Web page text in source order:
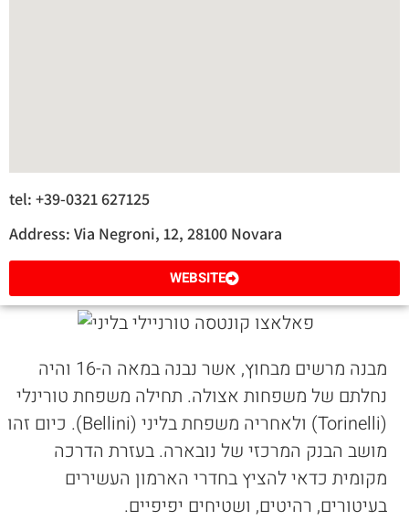
tel: +39-0321 627125
Address: Via Negroni, 12, 28100 Novara
WEBSITE
מבנה מרשים מבחוץ, אשר נבנה במאה ה-16 והיה
נחלתם של משפחות אצולה. תחילה משפחת טורינלי
(Torinelli) ולאחריה משפחת בליני (Bellini). כיום זהו
מושב הבנק המרכזי של נובארה. בעזרת הדרכה
מקומית כדאי להציץ בחדרי הארמון העשירים
בעיטורים, רהיטים, ושטיחים יפיפיים.